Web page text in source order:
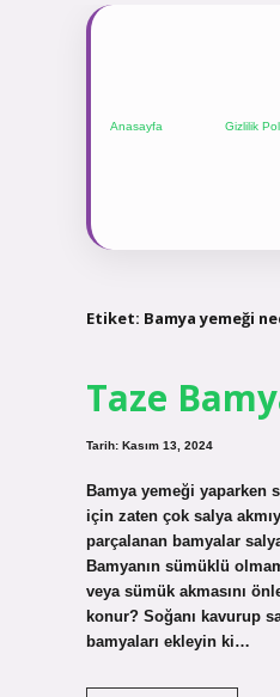
Anasayfa Gizlilik
Etiket: Bamya yemeği
Taze
Tarih: Kasım 13, 2024
Bamya yemeği yaparken
için zaten çok salya
parçalanan bamyalar
Bamyanın sümüklü
veya sümük akmasını
konur? Soğanı kavurup
bamyaları ekleyin ki…